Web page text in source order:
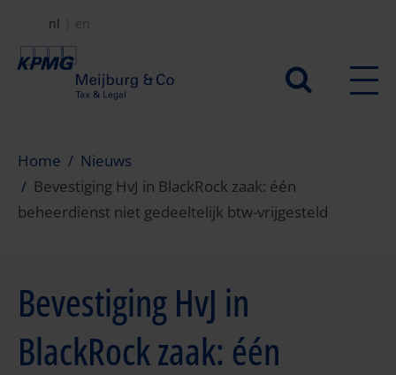
naar
Secundair
nl en
Home
Nieuws
Bevestiging HvJ in BlackRock zaak: één
beheerdienst niet gedeeltelijk btw-vrijgesteld
Bevestiging HvJ in
BlackRock zaak: één